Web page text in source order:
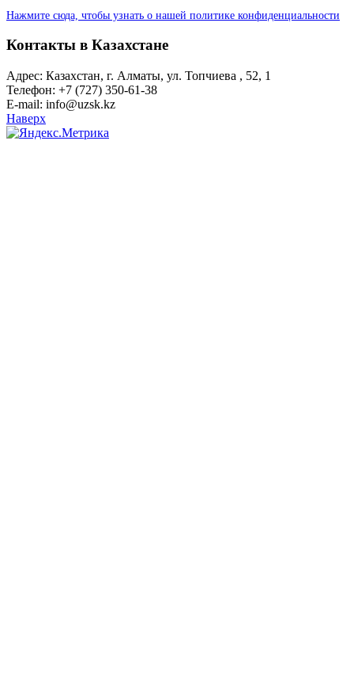
Нажмите сюда, чтобы узнать о нашей политике конфиденциальности
Контакты в Казахстане
Адрес: Казахстан, г. Алматы, ул. Топчиева , 52, 1
Телефон: +7 (727) 350-61-38
E-mail: info@uzsk.kz
Наверх